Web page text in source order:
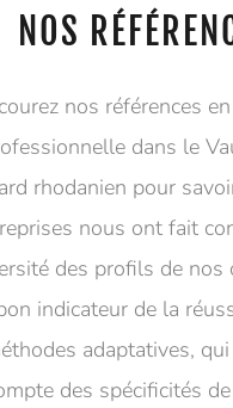
NOS
nos références
dans le
rhodanien pour
nous ont fait
des profils de nos
indicateur de la
adaptatives,
des spécificités de